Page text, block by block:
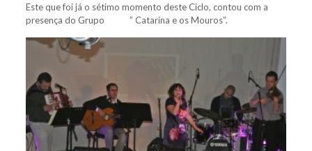
Este que foi já o sétimo momento deste Ciclo, contou com a
presença do Grupo ” Catarina e os Mouros”.